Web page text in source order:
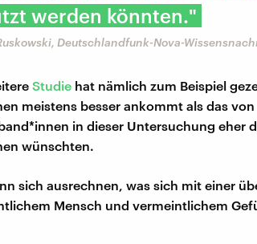
werden könnten."
Deutschlandfunk-Nova-
Studie hat nämlich zum Beispiel
meistens besser ankommt als das
in dieser Untersuchung eher
wünschten.
sich ausrechnen, was sich mit einer
Mensch und vermeintlichem